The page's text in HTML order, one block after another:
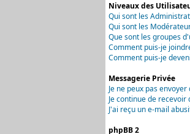
Niveaux des
Qui sont les
Qui sont les
Que sont les groupes
Comment puis-je
Comment puis-je
Messagerie Privée
Je ne peux pas
Je continue de
J'ai reçu un e-mail
phpBB 2